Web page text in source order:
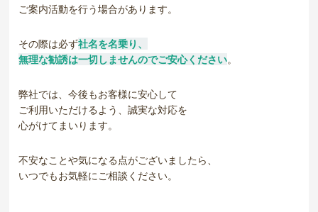
ご案内活動を行う場合があります。
その際は必ず社名を名乗り、
無理な勧誘は一切しませんのでご安心ください。
弊社では、今後もお客様に安心して
ご利用いただけるよう、誠実な対応を
心がけてまいります。
不安なことや気になる点がございましたら、
いつでもお気軽にご相談ください。